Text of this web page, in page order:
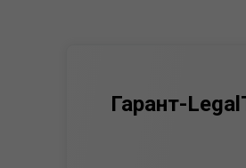
Гарант-